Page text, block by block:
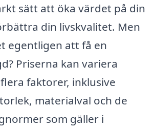
sätt att öka värdet på din
din livskvalitet. Men
egentligen att få en
Priserna kan variera
faktorer, inklusive
materialval och de
som gäller i